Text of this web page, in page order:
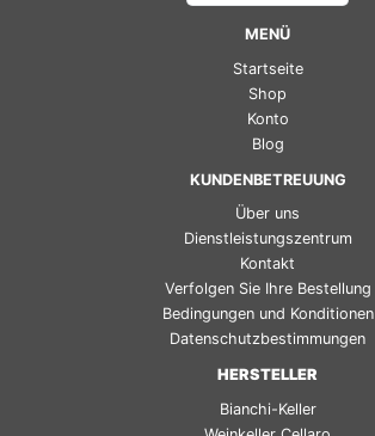
Italiano
Français
Español
MENÜ
Startseite
Shop
Konto
Blog
KUNDENBETREUUNG
Über uns
Dienstleistungszentrum
Kontakt
Verfolgen Sie Ihre Bestellung
Bedingungen und Konditionen
Datenschutzbestimmungen
HERSTELLER
Bianchi-Keller